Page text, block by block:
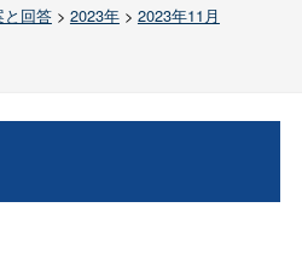
と回答> 2023年> 2023年11月